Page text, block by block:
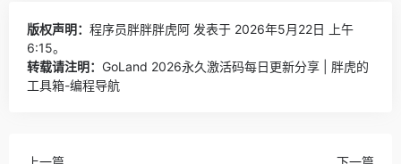
版权声明： 程序员胖胖胖虎阿 发表于 2026年5月22日 上午
6:15。
转载请注明： GoLand 2026永久激活码每日更新分享 | 胖虎的
工具箱-编程导航